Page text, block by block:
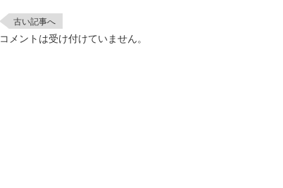
古い記事へ
コメントは受け付けていません。